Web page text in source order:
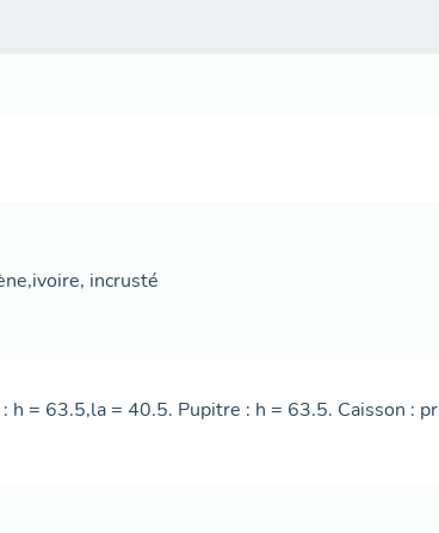
, incrusté
= 63.5,la = 40.5. Pupitre : h = 63.5. Caisson : pr